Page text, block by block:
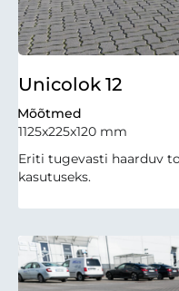
Unicolok 12
Mõõtmed
1125x225x120 mm
Eriti tugevasti haarduv
kasutuseks.